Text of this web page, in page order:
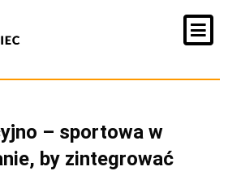
– sportowa w
by zintegrować